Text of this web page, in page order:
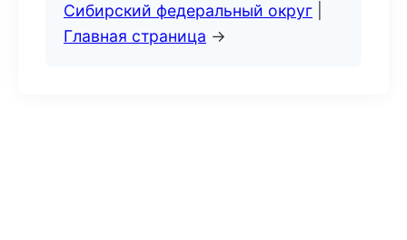
Сибирский федеральный округ
Главная страница →